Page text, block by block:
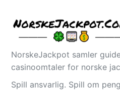
NorskeJackpot samler
casinoomtaler for norske
Spill ansvarlig. Spill om